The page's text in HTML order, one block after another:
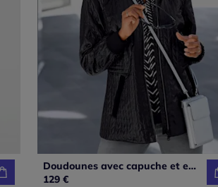
Doudounes avec capuche et empiècements en velours raffinés
129 €